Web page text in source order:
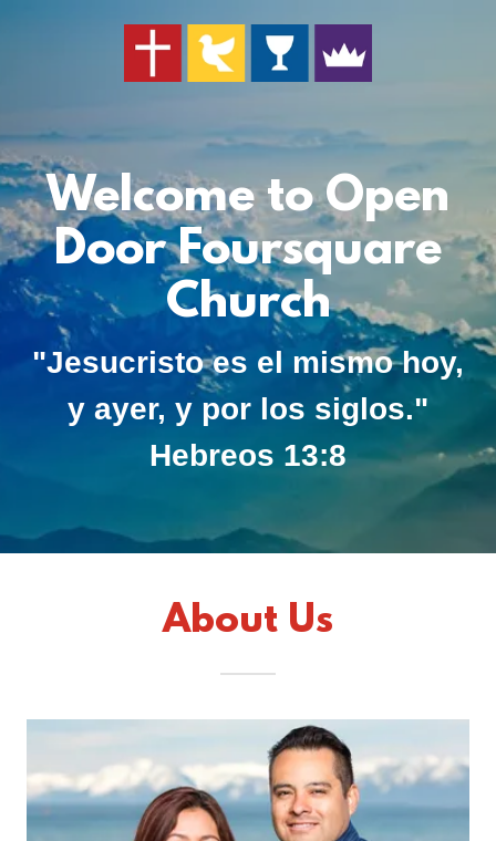
Welcome to Open
Door Foursquare
Church
"Jesucristo es el mismo hoy,
y ayer, y por los siglos."
Hebreos 13:8
About Us